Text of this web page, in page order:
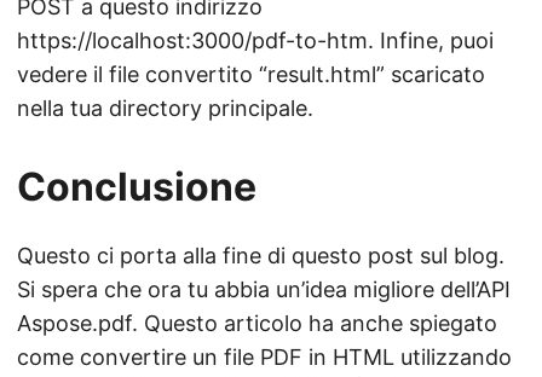
POST a questo indirizzo
https://localhost:3000/pdf-to-htm. Infine, puoi
vedere il file convertito “result.html” scaricato
nella tua directory principale.
Conclusione
Questo ci porta alla fine di questo post sul blog.
Si spera che ora tu abbia un’idea migliore dell’API
Aspose.pdf. Questo articolo ha anche spiegato
come convertire un file PDF in HTML utilizzando